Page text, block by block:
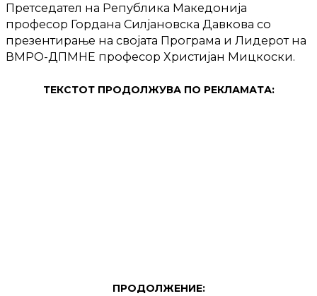
Претседател на Република Македонија
професор Гордана Силјановска Давкова со
презентирање на својата Програма и Лидерот на
ВМРО-ДПМНЕ професор Христијан Мицкоски.
ТЕКСТОТ ПРОДОЛЖУВА ПО РЕКЛАМАТА:
ПРОДОЛЖЕНИЕ: